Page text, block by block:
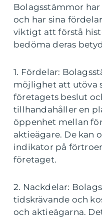
Bolagsstämmor
och har sina
viktigt att förstå
bedöma deras
1. Fördelar:
möjlighet att utöva
företagets beslut
tillhandahåller en
öppenhet mellan
aktieägare. De kan
indikator på
företaget.
2. Nackdelar:
tidskrävande och
och aktieägarna.